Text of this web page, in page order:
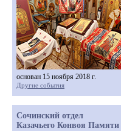
основан 15 ноября 2018 г.
Другие события
Сочинский отдел
Казачьего Конвоя Памяти